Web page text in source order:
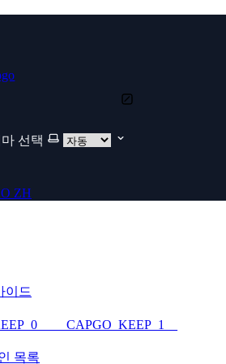
마 선택
ZH
이드
__CAPGO_KEEP_1__
목록